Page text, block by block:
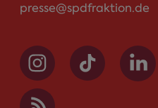
presse@spdfraktion.de